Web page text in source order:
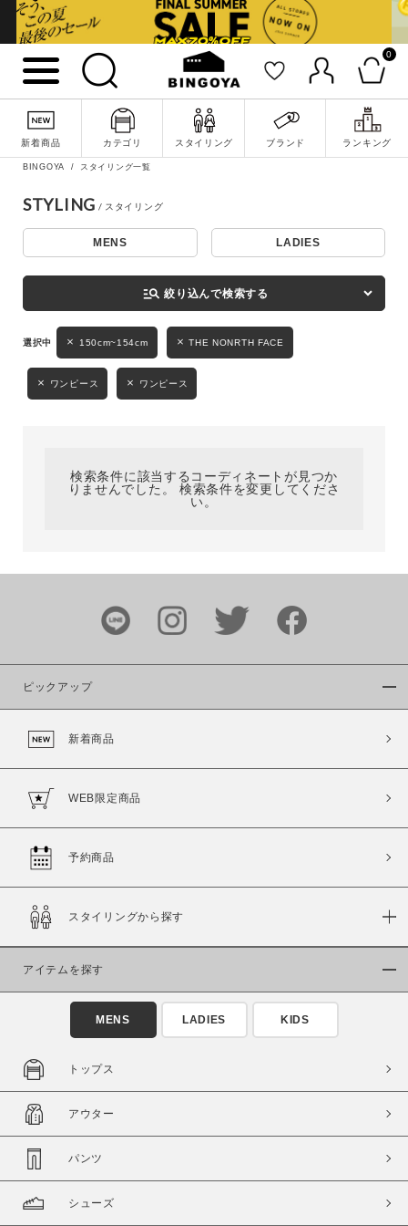
0
新着商品 カテゴリ スタイリング ブランド ランキング
詳細検索
キーワード
性別
MENS LADIES
ブランド
カラー
商品タイプ
通常商品
セール価格 WEB限定
在庫
在庫あり
BINGOYA スタイリング一覧
STYLING
MENS LADIES
manage_search 絞り込んで検索する
150cm~154cm THE NONRTH FACE
ワンピース ワンピース
検索条件に該当するコーディネートが見つか
りませんでした。 検索条件を変更してくださ
い。
ピックアップ
新着商品
WEB限定商品
予約商品
スタイリングから探す
アイテムを探す
MENS LADIES KIDS
トップス
アウター
パンツ
シューズ